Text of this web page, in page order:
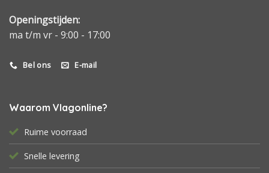
Openingstijden:
ma t/m vr - 9:00 - 17:00
Bel ons E-mail
Waarom Vlagonline?
Ruime voorraad
Snelle levering